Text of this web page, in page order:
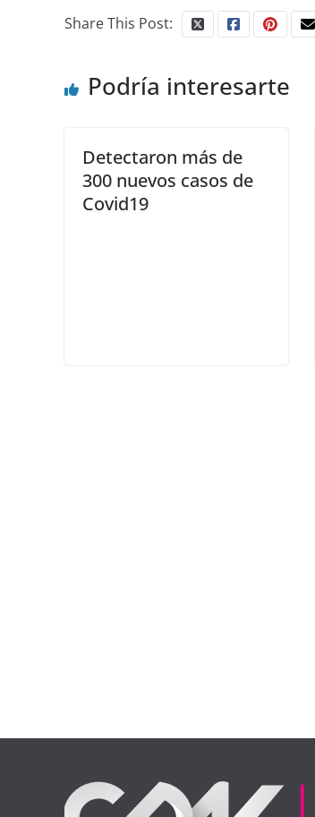
Share This Post:
Podría interesarte
Detectaron más de
300 nuevos casos de
Covid19